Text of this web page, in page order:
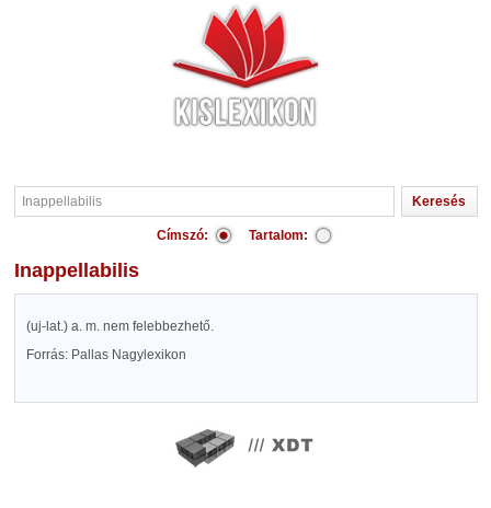
Címszó: Tartalom:
Inappellabilis
(uj-lat.) a. m. nem felebbezhető.
Forrás: Pallas Nagylexikon